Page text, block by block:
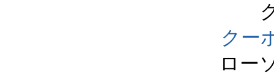
クー
ロー